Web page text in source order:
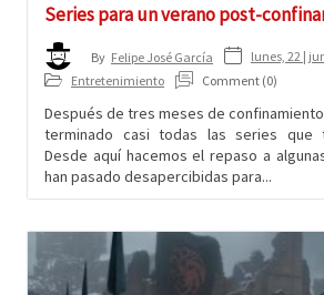
Series para un verano post-
By Felipe José García
lunes, 22 |
Entretenimiento
Comment (0)
Después de tres meses de
terminado casi todas las series que
Desde aquí hacemos el repaso a
han pasado desapercibidas para...